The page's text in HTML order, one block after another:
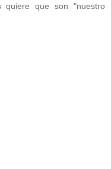
quiere que son "nuestro